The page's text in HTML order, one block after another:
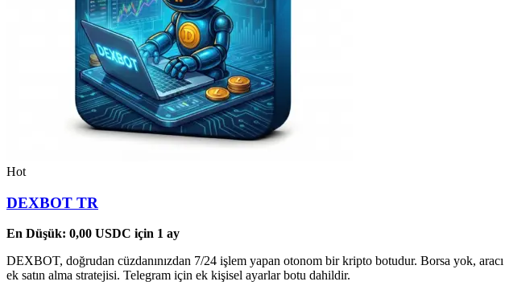
Hot
DEXBOT TR
En Düşük: 0,00 USDC için 1 ay
DEXBOT, doğrudan cüzdanınızdan 7/24 işlem yapan otonom bir kripto botudur. Borsa yok,
ek satın alma stratejisi. Telegram için ek kişisel ayarlar botu dahildir.